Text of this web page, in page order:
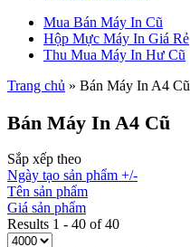
Mua Bán Máy In Cũ
Hộp Mực Máy In Giá Rẻ
Thu Mua Máy In Hư Cũ
Trang chủ » Bán Máy In A4 Cũ
Bán Máy In A4 Cũ
Sắp xếp theo
Ngày tạo sản phẩm +/-
Tên sản phẩm
Giá sản phẩm
Results 1 - 40 of 40